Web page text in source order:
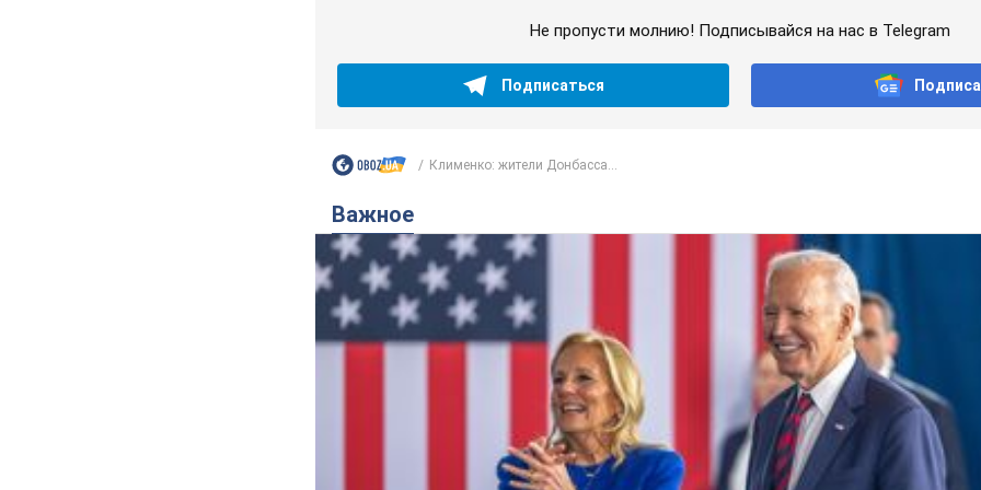
Не пропусти молнию! Подписывайся на нас в Telegram
Подписаться
Клименко: жители Донбасса...
Важное